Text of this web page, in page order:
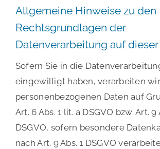
Allgemeine Hinweise zu den
Rechtsgrundlagen der
Datenverarbeitung auf
Sofern Sie in die
eingewilligt haben, verarbeiten
personenbezogenen Daten auf
Art. 6 Abs. 1 lit. a DSGVO bzw. Art. 9
DSGVO, sofern besondere
nach Art. 9 Abs. 1 DSGVO